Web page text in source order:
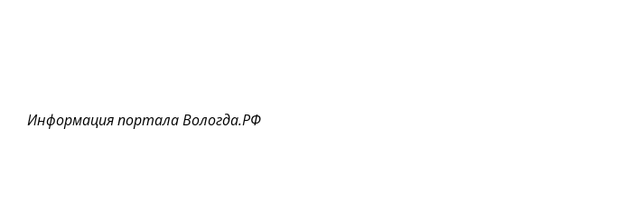
Информация портала Вологда.РФ